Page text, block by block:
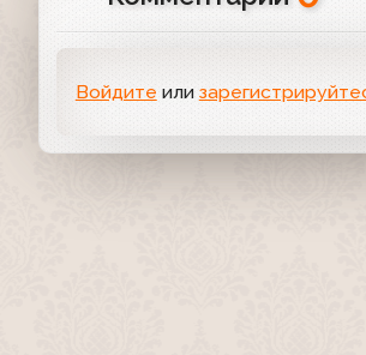
Войдите или